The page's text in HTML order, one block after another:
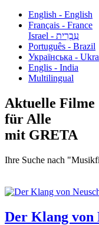
English - English
Français - France
עִבְרִית - Israel
Português - Brazil
Українська -
Englis - India
Multilingual
Aktuelle Filme
für Alle
mit GRETA
Ihre Suche nach
Der Klang von